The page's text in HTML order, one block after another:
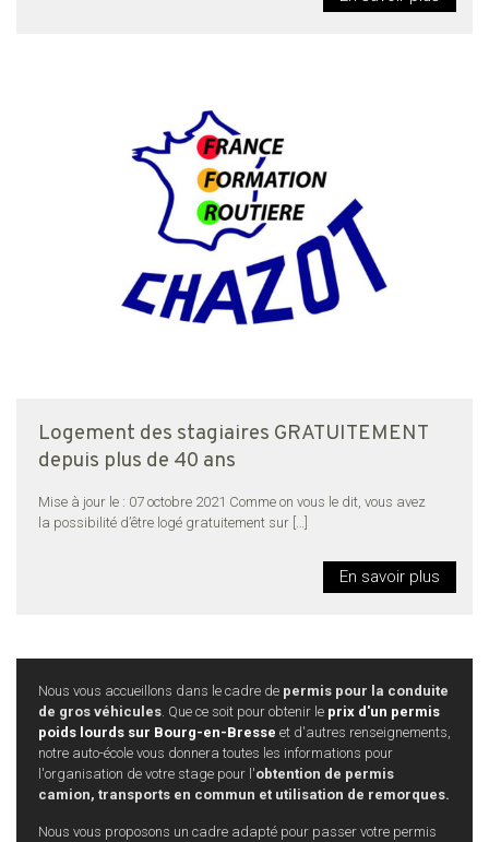
Logement des stagiaires GRATUITEMENT
depuis plus de 40 ans
Mise à jour le : 07 octobre 2021 Comme on vous le dit, vous avez
la possibilité d’être logé gratuitement sur
En savoir plus
Nous vous accueillons dans le cadre de permis pour la conduite
de gros véhicules . Que ce soit pour obtenir le prix d'un permis
poids lourds sur Bourg-en-Bresse et d'autres renseignements,
notre auto-école vous donnera toutes les informations pour
l'organisation de votre stage pour l'obtention de permis
camion, transports en commun et utilisation de remorques.
Nous vous proposons un cadre adapté pour passer votre permis